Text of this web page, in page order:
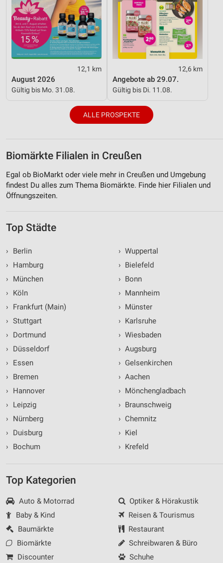
12,1 km
August 2026
Gültig bis Mo. 31.08.
12,6 km
Angebote ab 29.07.
Gültig bis Di. 11.08.
ALLE PROSPEKTE
Biomärkte Filialen in Creußen
Egal ob BioMarkt oder viele mehr in Creußen und Umgebung
findest Du alles zum Thema Biomärkte. Finde hier Filialen und
Öffnungszeiten.
Top Städte
›
Berlin
›
Hamburg
›
München
›
Köln
›
Frankfurt (Main)
› Stuttgart
›
Dortmund
›
Düsseldorf
›
Essen
›
Bremen
›
Hannover
›
Leipzig
›
Nürnberg
›
Duisburg
›
Bochum
› Wuppertal
› Bielefeld
› Bonn
› Mannheim
› Münster
› Karlsruhe
› Wiesbaden
› Augsburg
› Gelsenkirchen
› Aachen
› Mönchengladbach
› Braunschweig
› Chemnitz
› Kiel
› Krefeld
Top Kategorien
Auto & Motorrad
Baby & Kind
Baumärkte
Biomärkte
Discounter
Optiker & Hörakustik
Reisen & Tourismus
Restaurant
Schreibwaren & Büro
Schuhe